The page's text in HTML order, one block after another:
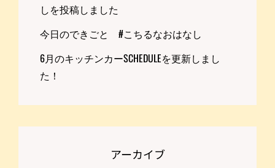
しを投稿しました
今日のできごと #こちるなおはなし
6月のキッチンカーSCHEDULEを更新しまし
た！
アーカイブ